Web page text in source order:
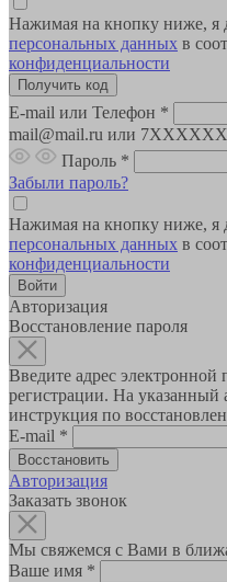
Нажимая на кнопку ниже, я
персональных данных в
конфиденциальности
E-mail или Телефон *
mail@mail.ru или
Пароль *
Забыли пароль?
Нажимая на кнопку ниже, я
персональных данных в
конфиденциальности
Авторизация
Восстановление пароля
Введите адрес
регистрации. На указанный
инструкция по
E-mail *
Авторизация
Заказать звонок
Мы свяжемся с Вами в
Ваше имя *